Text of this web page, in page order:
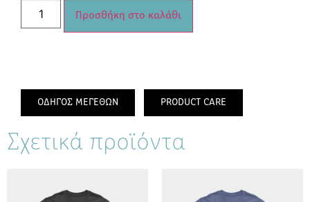
Προσθήκη στο καλάθι
ΟΔΗΓΟΣ ΜΕΓΕΘΩΝ PRODUCT CARE
Σχετικά προϊόντα